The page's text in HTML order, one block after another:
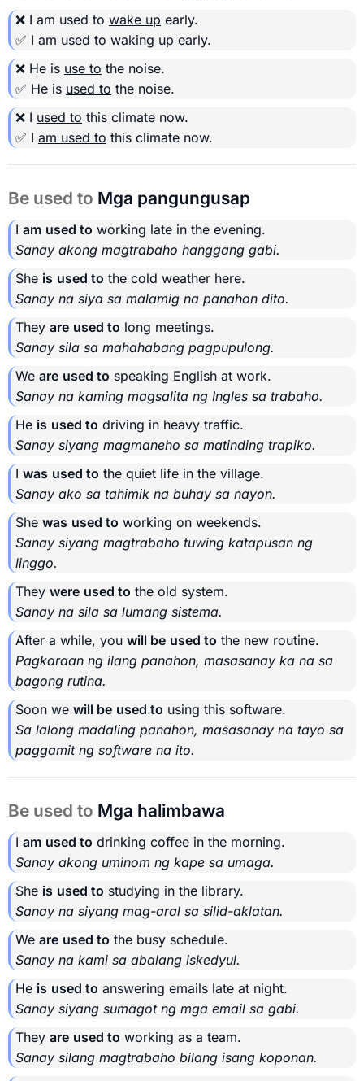
❌ I am used to wake up early.
✅ I am used to waking up early.
❌ He is use to the noise.
✅ He is used to the noise.
❌ I used to this climate now.
✅ I am used to this climate now.
Be used to Mga pangungusap
I am used to working late in the evening.
Sanay akong magtrabaho hanggang gabi.
She is used to the cold weather here.
Sanay na siya sa malamig na panahon dito.
They are used to long meetings.
Sanay sila sa mahahabang pagpupulong.
We are used to speaking English at work.
Sanay na kaming magsalita ng Ingles sa trabaho.
He is used to driving in heavy traffic.
Sanay siyang magmaneho sa matinding trapiko.
I was used to the quiet life in the village.
Sanay ako sa tahimik na buhay sa nayon.
She was used to working on weekends.
Sanay siyang magtrabaho tuwing katapusan ng
linggo.
They were used to the old system.
Sanay na sila sa lumang sistema.
After a while, you will be used to the new routine.
Pagkaraan ng ilang panahon, masasanay ka na sa
bagong rutina.
Soon we will be used to using this software.
Sa lalong madaling panahon, masasanay na tayo sa
paggamit ng software na ito.
Be used to Mga halimbawa
I am used to drinking coffee in the morning.
Sanay akong uminom ng kape sa umaga.
She is used to studying in the library.
Sanay na siyang mag-aral sa silid-aklatan.
We are used to the busy schedule.
Sanay na kami sa abalang iskedyul.
He is used to answering emails late at night.
Sanay siyang sumagot ng mga email sa gabi.
They are used to working as a team.
Sanay silang magtrabaho bilang isang koponan.